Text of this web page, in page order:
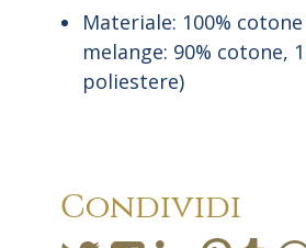
Materiale: 100%
melange: 90% cotone,
poliestere)
Condividi